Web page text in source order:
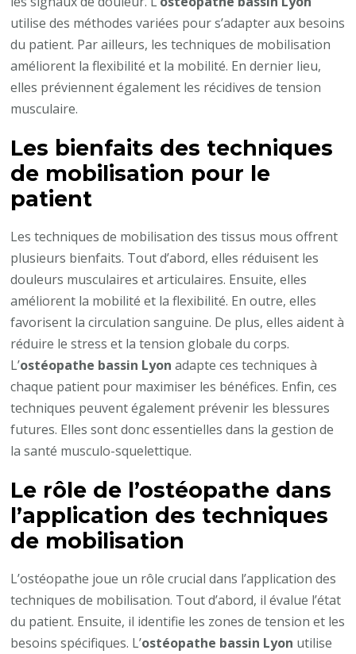
utilise des méthodes variées pour s’adapter aux besoins
du patient. Par ailleurs, les techniques de mobilisation
améliorent la flexibilité et la mobilité. En dernier lieu,
elles préviennent également les récidives de tension
musculaire.
Les bienfaits des techniques
de mobilisation pour le
patient
Les techniques de mobilisation des tissus mous offrent
plusieurs bienfaits. Tout d’abord, elles réduisent les
douleurs musculaires et articulaires. Ensuite, elles
améliorent la mobilité et la flexibilité. En outre, elles
favorisent la circulation sanguine. De plus, elles aident à
réduire le stress et la tension globale du corps.
L’ostéopathe bassin Lyon adapte ces techniques à
chaque patient pour maximiser les bénéfices. Enfin, ces
techniques peuvent également prévenir les blessures
futures. Elles sont donc essentielles dans la gestion de
la santé musculo-squelettique.
Le rôle de l’ostéopathe dans
l’application des techniques
de mobilisation
L’ostéopathe joue un rôle crucial dans l’application des
techniques de mobilisation. Tout d’abord, il évalue l’état
du patient. Ensuite, il identifie les zones de tension et les
besoins spécifiques. L’ostéopathe bassin Lyon utilise